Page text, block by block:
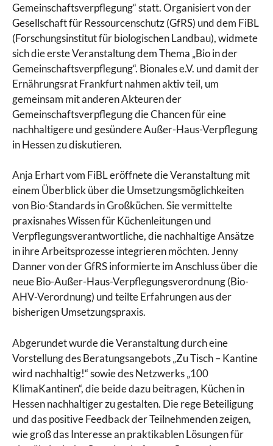
Gemeinschaftsverpflegung“ statt. Organisiert von der
Gesellschaft für Ressourcenschutz (GfRS) und dem FiBL
(Forschungsinstitut für biologischen Landbau), widmete
sich die erste Veranstaltung dem Thema „Bio in der
Gemeinschaftsverpflegung“. Bionales e.V. und damit der
Ernährungsrat Frankfurt nahmen aktiv teil, um
gemeinsam mit anderen Akteuren der
Gemeinschaftsverpflegung die Chancen für eine
nachhaltigere und gesündere Außer-Haus-Verpflegung
in Hessen zu diskutieren.
Anja Erhart vom FiBL eröffnete die Veranstaltung mit
einem Überblick über die Umsetzungsmöglichkeiten
von Bio-Standards in Großküchen. Sie vermittelte
praxisnahes Wissen für Küchenleitungen und
Verpflegungsverantwortliche, die nachhaltige Ansätze
in ihre Arbeitsprozesse integrieren möchten. Jenny
Danner von der GfRS informierte im Anschluss über die
neue Bio-Außer-Haus-Verpflegungsverordnung (Bio-
AHV-Verordnung) und teilte Erfahrungen aus der
bisherigen Umsetzungspraxis.
Abgerundet wurde die Veranstaltung durch eine
Vorstellung des Beratungsangebots „Zu Tisch – Kantine
wird nachhaltig!“ sowie des Netzwerks „100
KlimaKantinen“, die beide dazu beitragen, Küchen in
Hessen nachhaltiger zu gestalten. Die rege Beteiligung
und das positive Feedback der Teilnehmenden zeigen,
wie groß das Interesse an praktikablen Lösungen für